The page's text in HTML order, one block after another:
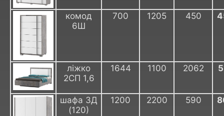
комод
6Ш
700 1205 450
ліжко
2СП 1,6
1644 1100 2062
шафа 3Д
(120)
1200 2200 590